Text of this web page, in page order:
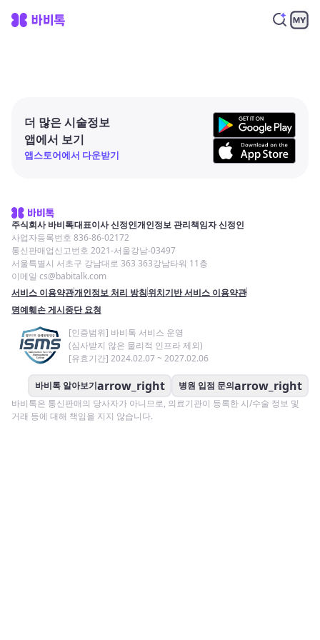
더 많은 시술정보
앱에서 보기
앱스토어에서 다운받기
주식회사 바비톡대표이사 신정인개인정보 관리책임자 신정인
사업자등록번호 836-86-02172
통신판매업신고번호 2021-서울강남-03497
서울특별시 서초구 강남대로 363 363강남타워 11층
이메일 cs@babitalk.com
서비스 이용약관개인정보 처리 방침위치기반 서비스 이용약관
명예훼손 게시중단 요청
[인증범위] 바비톡 서비스 운영
(심사받지 않은 물리적 인프라 제외)
[유효기간] 2024.02.07 ~ 2027.02.06
바비톡 알아보기arrow_right 병원 입점 문의arrow_right
바비톡은 통신판매의 당사자가 아니므로, 의료기관이 등록한 시/수술 정보 및
거래 등에 대해 책임을 지지 않습니다.